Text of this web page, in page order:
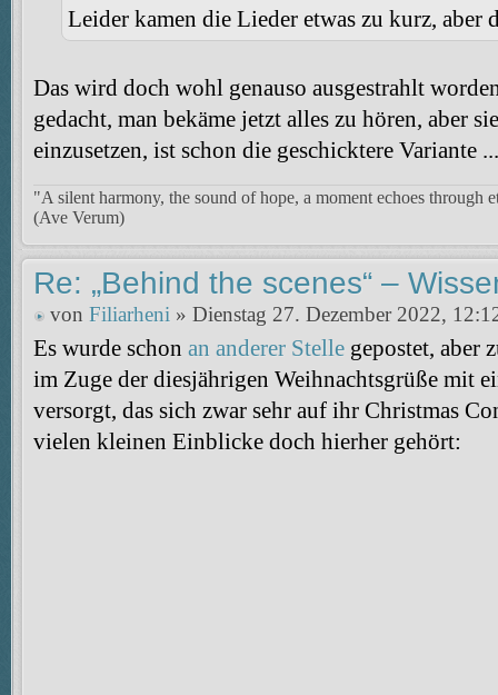
Leider kamen die Lieder etwas zu kurz, aber
Das wird doch wohl genauso ausgestrahlt
gedacht, man bekäme jetzt alles zu hören, aber
einzusetzen, ist schon die geschicktere Variante
"A silent harmony, the sound of hope, a moment echoes through
(Ave Verum)
Re: „Behind the scenes“ –
von Filiarheni » Dienstag 27. Dezember 2022,
Es wurde schon an anderer Stelle gepostet, aber
im Zuge der diesjährigen Weihnachtsgrüße mit
versorgt, das sich zwar sehr auf ihr Christmas
vielen kleinen Einblicke doch hierher gehört: